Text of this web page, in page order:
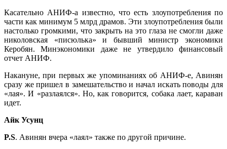
Касательно АНИФ-а известно, что есть злоупотребления по
части как минимум 5 млрд драмов. Эти злоупотребления были
настолько громкими, что закрыть на это глаза не смогли даже
николовская «писюлька» и бывший министр экономики
Керобян. Минэкономики даже не утвердило финансовый
отчет АНИФ.
Накануне, при первых же упоминаниях об АНИФ-е, Авинян
сразу же пришел в замешательство и начал искать поводы для
«лая». И «разлаялся». Но, как говорится, собака лает, караван
идет.
Айк Усунц
P.S. Авинян вчера «лаял» также по другой причине.